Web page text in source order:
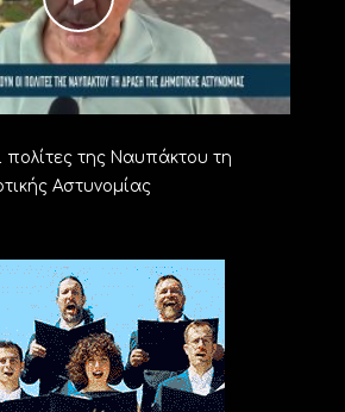
της Ναυπάκτου τη
Αστυνομίας